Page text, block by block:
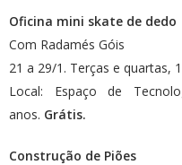
Oficina mini skate de dedo
Com Radamés Góis
21 a 29/1. Terças e quartas,
Local: Espaço de
anos. Grátis.
Construção de Piões